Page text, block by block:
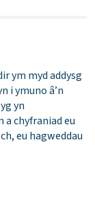
ym myd addysg
i ymuno â’n
yn
chyfraniad eu
eu hagweddau